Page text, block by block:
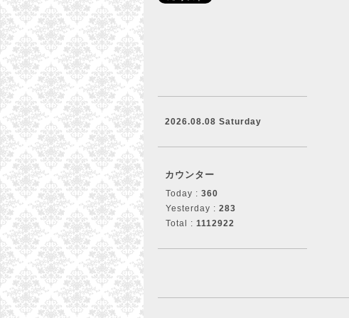
2026.08.08 Saturday
カウンター
Today : 360
Yesterday : 283
Total : 1112922